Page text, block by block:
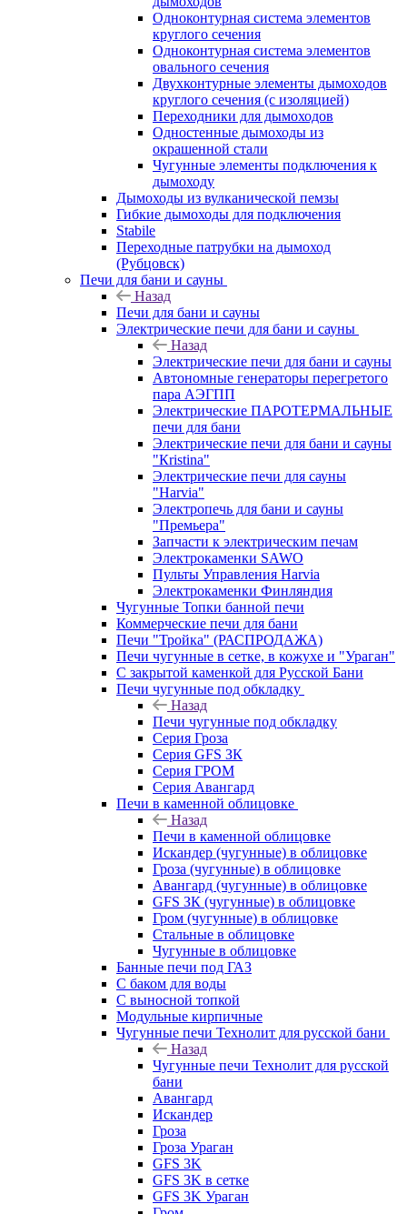
Одноконтурная система элементов
круглого сечения
Одноконтурная система элементов
овального сечения
Двухконтурные элементы дымоходов
круглого сечения (с изоляцией)
Переходники для дымоходов
Одностенные дымоходы из
окрашенной стали
Чугунные элементы подключения к
дымоходу
Дымоходы из вулканической пемзы
Гибкие дымоходы для подключения
Stabile
Переходные патрубки на дымоход
(Рубцовск)
Печи для бани и сауны
Назад
Печи для бани и сауны
Электрические печи для бани и сауны
Назад
Электрические печи для бани и сауны
Автономные генераторы перегретого
пара АЭГПП
Электрические ПАРОТЕРМАЛЬНЫЕ
печи для бани
Электрические печи для бани и сауны
"Кristina"
Электрические печи для сауны
"Harvia"
Электропечь для бани и сауны
"Премьера"
Запчасти к электрическим печам
Электрокаменки SAWO
Пульты Управления Harvia
Электрокаменки Финляндия
Чугунные Топки банной печи
Коммерческие печи для бани
Печи "Тройка" (РАСПРОДАЖА)
Печи чугунные в сетке, в кожухе и "Ураган"
С закрытой каменкой для Русской Бани
Печи чугунные под обкладку
Назад
Печи чугунные под обкладку
Серия Гроза
Серия GFS ЗК
Серия ГРОМ
Серия Авангард
Печи в каменной облицовке
Назад
Печи в каменной облицовке
Искандер (чугунные) в облицовке
Гроза (чугунные) в облицовке
Авангард (чугунные) в облицовке
GFS ЗК (чугунные) в облицовке
Гром (чугунные) в облицовке
Стальные в облицовке
Чугунные в облицовке
Банные печи под ГАЗ
С баком для воды
С выносной топкой
Модульные кирпичные
Чугунные печи Технолит для русской бани
Назад
Чугунные печи Технолит для русской
бани
Авангард
Искандер
Гроза
Гроза Ураган
GFS 3K
GFS 3K в сетке
GFS 3K Ураган